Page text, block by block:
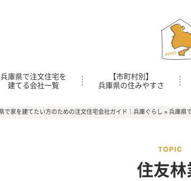
兵庫県で注文住宅を
建てる会社一覧
【市町村別】
兵庫県の住みやすさ
で家を建てたい方のための注文住宅会社ガイド｜兵庫ぐらし » 兵庫県
住友林